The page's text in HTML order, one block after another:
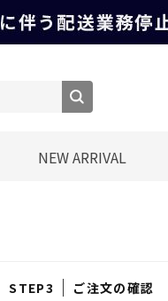
NEW ARRIVAL
ご注文の確認